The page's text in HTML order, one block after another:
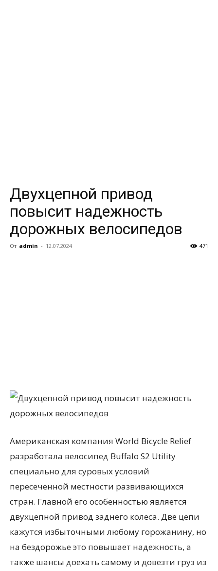
Двухцепной привод
повысит надежность
дорожных велосипедов
От admin - 12.07.2024 471
Американская компания World Bicycle Relief
разработала велосипед Buffalo S2 Utility
специально для суровых условий
пересеченной местности развивающихся
стран. Главной его особенностью является
двухцепной привод заднего колеса. Две цепи
кажутся избыточными любому горожанину, но
на бездорожье это повышает надежность, а
также шансы доехать самому и довезти груз из